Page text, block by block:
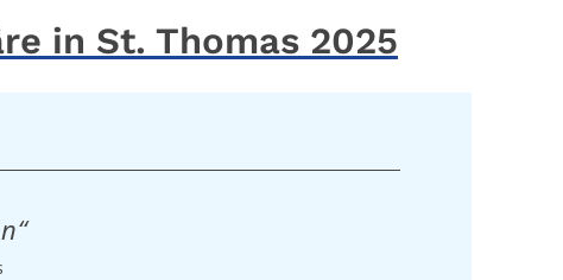
in St. Thomas 2025